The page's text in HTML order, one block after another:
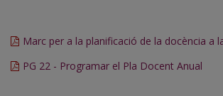
Marc per a la planificació de la docència a
PG 22 - Programar el Pla Docent Anual